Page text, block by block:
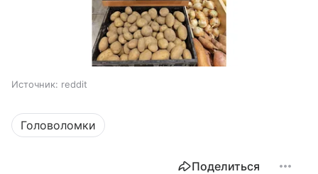
Источник: reddit
Головоломки
Поделиться